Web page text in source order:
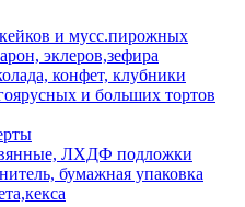
и мусс.пирожных
эклеров,зефира
конфет, клубники
и больших тортов
ЛХДФ подложки
бумажная упаковка